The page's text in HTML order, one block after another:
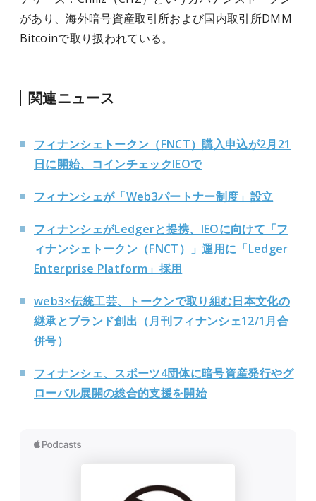
があり、海外暗号資産取引所および国内取引所DMM
Bitcoinで取り扱われている。
関連ニュース
フィナンシェトークン（FNCT）購入申込が2月21
日に開始、コインチェックIEOで
フィナンシェが「Web3パートナー制度」設立
フィナンシェがLedgerと提携、IEOに向けて「フ
ィナンシェトークン（FNCT）」運用に「Ledger
Enterprise Platform」採用
web3×伝統工芸、トークンで取り組む日本文化の
継承とブランド創出（月刊フィナンシェ12/1月合
併号）
フィナンシェ、スポーツ4団体に暗号資産発行やグ
ローバル展開の総合的支援を開始